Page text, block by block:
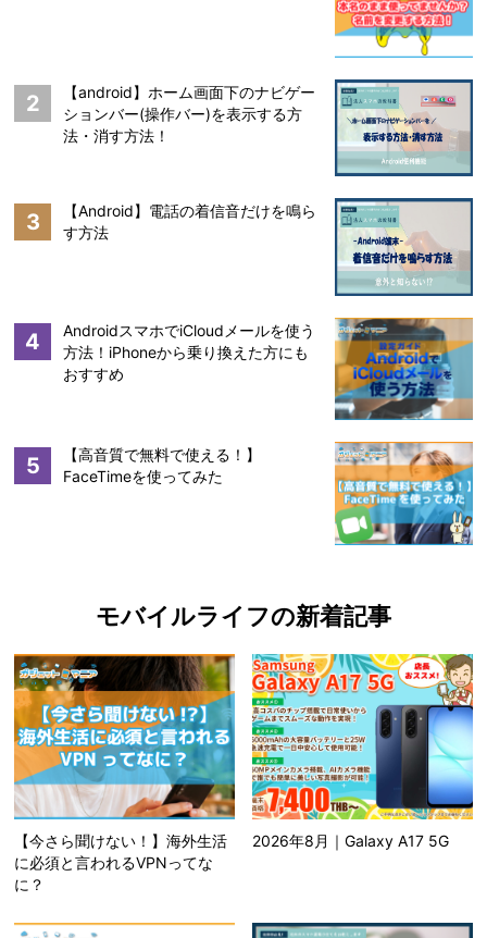
2
【android】ホーム画面下のナビゲー
ションバー(操作バー)を表示する方
法・消す方法！
3
【Android】電話の着信音だけを鳴ら
す方法
4
AndroidスマホでiCloudメールを使う
方法！iPhoneから乗り換えた方にも
おすすめ
5
【高音質で無料で使える！】
FaceTimeを使ってみた
モバイルライフの新着記事
【今さら聞けない！】海外生活
に必須と言われるVPNってな
に？
2026年8月｜Galaxy A17 5G